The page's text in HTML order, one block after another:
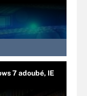
7 adoubé, IE